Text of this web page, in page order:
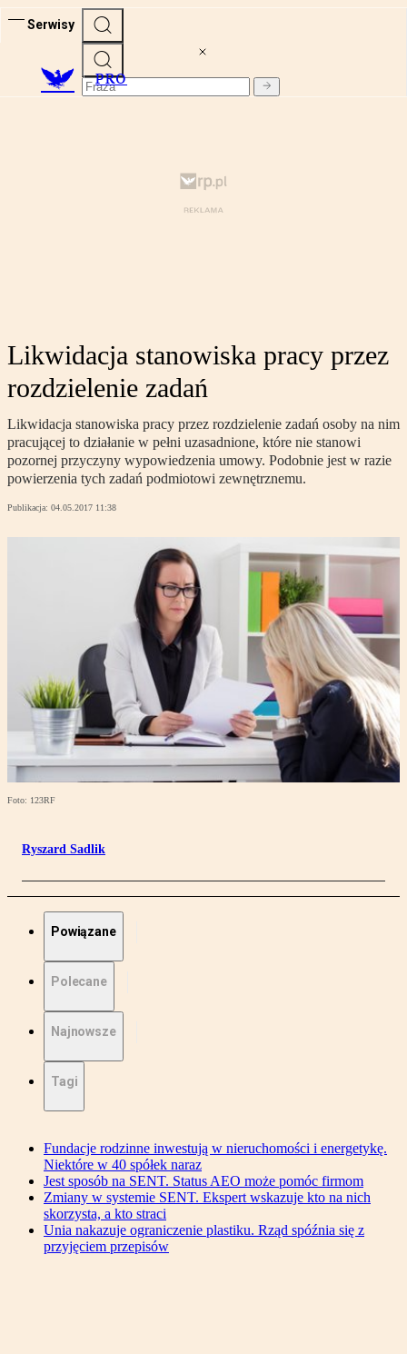
Serwisy
PRO
Likwidacja stanowiska pracy przez
rozdzielenie zadań
Likwidacja stanowiska pracy przez rozdzielenie zadań osoby na nim
pracującej to działanie w pełni uzasadnione, które nie stanowi
pozornej przyczyny wypowiedzenia umowy. Podobnie jest w razie
powierzenia tych zadań podmiotowi zewnętrznemu.
Publikacja: 04.05.2017 11:38
Foto: 123RF
Ryszard Sadlik
Powiązane
Polecane
Najnowsze
Tagi
Fundacje rodzinne inwestują w nieruchomości i energetykę.
Niektóre w 40 spółek naraz
Jest sposób na SENT. Status AEO może pomóc firmom
Zmiany w systemie SENT. Ekspert wskazuje kto na nich
skorzysta, a kto straci
Unia nakazuje ograniczenie plastiku. Rząd spóźnia się z
przyjęciem przepisów